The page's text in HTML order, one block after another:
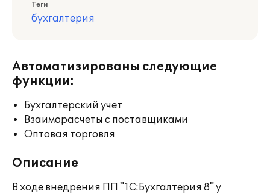
Теги
бухгалтерия
Автоматизированы следующие
функции:
Бухгалтерский учет
Взаиморасчеты с поставщиками
Оптовая торговля
Описание
В ходе внедрения ПП "1С:Бухгалтерия 8" у